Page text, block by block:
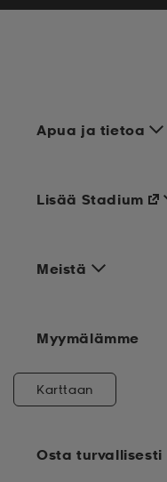
Apua ja tietoa
Meistä
Osta turvallisesti
Lisää Stadium
Myymälämme
Karttaan